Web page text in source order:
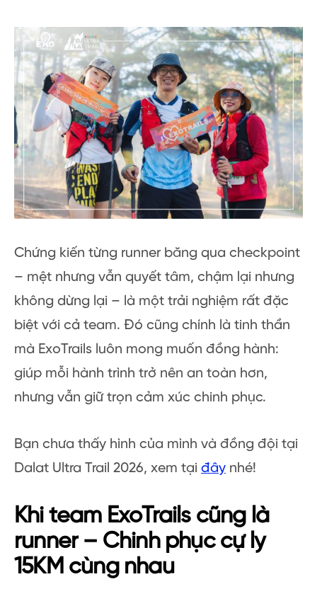
Chứng kiến từng runner băng qua checkpoint
– mệt nhưng vẫn quyết tâm, chậm lại nhưng
không dừng lại – là một trải nghiệm rất đặc
biệt với cả team. Đó cũng chính là tinh thần
mà ExoTrails luôn mong muốn đồng hành:
giúp mỗi hành trình trở nên an toàn hơn,
nhưng vẫn giữ trọn cảm xúc chinh phục.
Bạn chưa thấy hình của mình và đồng đội tại
Dalat Ultra Trail 2026, xem tại đây nhé!
Khi team ExoTrails cũng là
runner – Chinh phục cự ly
15KM cùng nhau